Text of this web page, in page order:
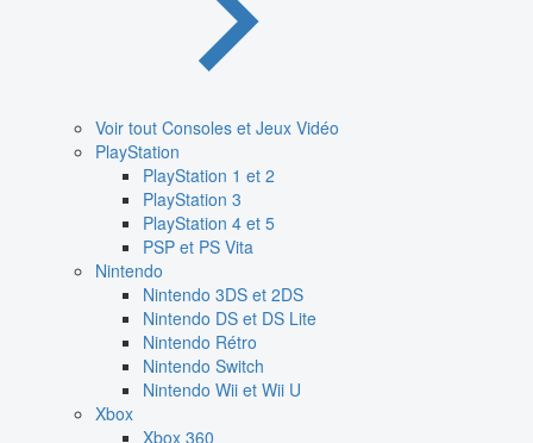
Voir tout Consoles et Jeux Vidéo
PlayStation
PlayStation 1 et 2
PlayStation 3
PlayStation 4 et 5
PSP et PS Vita
Nintendo
Nintendo 3DS et 2DS
Nintendo DS et DS Lite
Nintendo Rétro
Nintendo Switch
Nintendo Wii et Wii U
Xbox
Xbox 360